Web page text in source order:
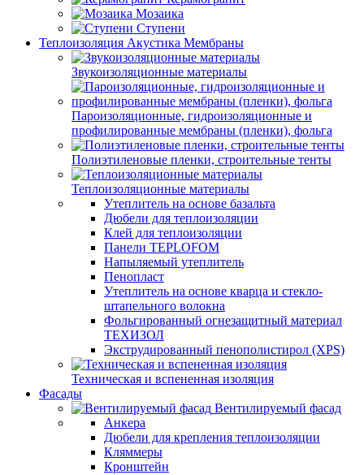
Мозаика
Ступени
Теплоизоляция Акустика Мембраны
Звукоизоляционные материалы
Пароизоляционные, гидроизоляционные и
профилированные мембраны (пленки), фольга
Полиэтиленовые пленки, строительные тенты
Теплоизоляционные материалы
Утеплитель на основе базальта
Дюбели для теплоизоляции
Клей для теплоизоляции
Панели TEPLOFOM
Напыляемый утеплитель
Пенопласт
Утеплитель на основе кварца и стекло-
штапельного волокна
Фольгированный огнезащитный материал
ТЕХИЗОЛ
Экструдированный пенополистирол (XPS)
Техническая и вспененная изоляция
Фасады
Вентилируемый фасад
Анкера
Дюбели для крепления теплоизоляции
Кляммеры
Кронштейн